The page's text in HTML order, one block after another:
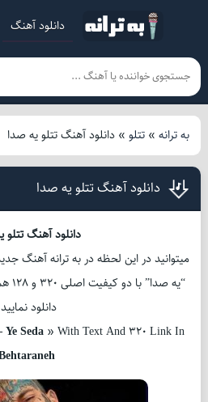
دانلود آهنگ
به ترانه» تتلو» دانلود آهنگ تتلو یه صدا
دانلود آهنگ تتلو یه صدا
دانلود آهنگ تتلو
میتوانید در این لحظه در به ترانه آهنگ
دانلود
Seda» With Text And 320 Link In